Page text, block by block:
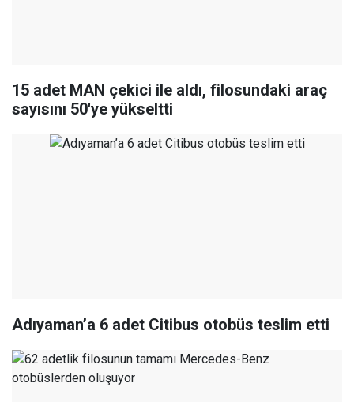
15 adet MAN çekici ile aldı, filosundaki araç
sayısını 50'ye yükseltti
Adıyaman’a 6 adet Citibus otobüs teslim etti